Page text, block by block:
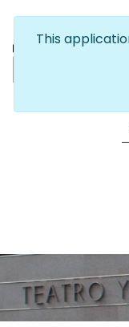
This